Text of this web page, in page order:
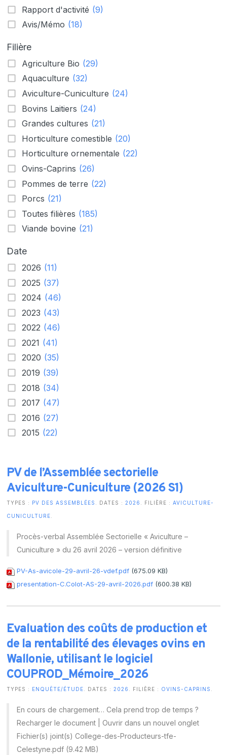
Rapport d'activité (9)
Avis/Mémo (18)
Filière
Agriculture Bio (29)
Aquaculture (32)
Aviculture-Cuniculture (24)
Bovins Laitiers (24)
Grandes cultures (21)
Horticulture comestible (20)
Horticulture ornementale (22)
Ovins-Caprins (26)
Pommes de terre (22)
Porcs (21)
Toutes filières (185)
Viande bovine (21)
Date
2026 (11)
2025 (37)
2024 (46)
2023 (43)
2022 (46)
2021 (41)
2020 (35)
2019 (39)
2018 (34)
2017 (47)
2016 (27)
2015 (22)
PV de l’Assemblée sectorielle
Aviculture-Cuniculture (2026 S1)
TYPES : PV DES ASSEMBLÉES . DATES :2026 . FILIÈRE :AVICULTURE-
CUNICULTURE
Procès-verbal Assemblée Sectorielle « Aviculture –
Cuniculture » du 26 avril 2026 – version définitive
PV-As-avicole-29-avril-26-vdef.pdf (675.09 KB)
presentation-C.Colot-AS-29-avril-2026.pdf (600.38 KB)
Evaluation des coûts de production et
de la rentabilité des élevages ovins en
Wallonie, utilisant le logiciel
COUPROD_Mémoire_2026
TYPES : ENQUÊTE/ÉTUDE . DATES :2026 . FILIÈRE : OVINS-CAPRINS
En cours de chargement… Cela prend trop de temps ?
Recharger le document | Ouvrir dans un nouvel onglet
Fichier(s) joint(s) College-des-Producteurs-tfe-
Celestyne.pdf (9.42 MB)